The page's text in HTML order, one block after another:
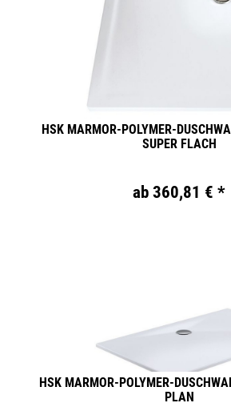
HSK MARMOR-POLYMER-
SUPER FLACH
ab 360,81 € *
HSK MARMOR-POLYMER-
PLAN